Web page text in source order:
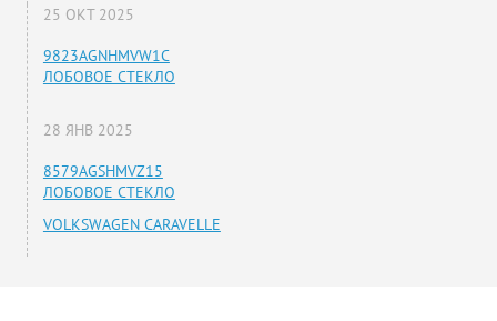
25 ОКТ 2025
9823AGNHMVW1C
ЛОБОВОЕ СТЕКЛО
28 ЯНВ 2025
8579AGSHMVZ15
ЛОБОВОЕ СТЕКЛО
VOLKSWAGEN CARAVELLE